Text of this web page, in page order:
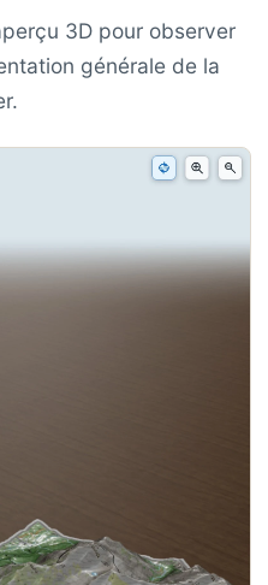
3D pour observer
générale de la